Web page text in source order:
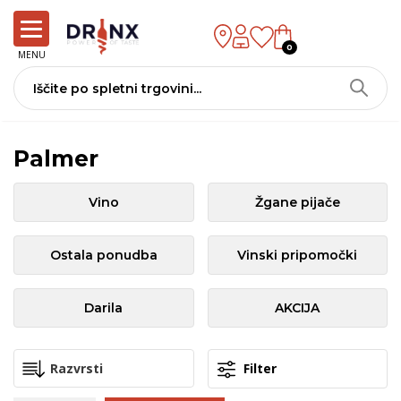
MENU
0
Palmer
Vino Žgane pijače
Ostala ponudba Vinski pripomočki
Darila AKCIJA
Filter